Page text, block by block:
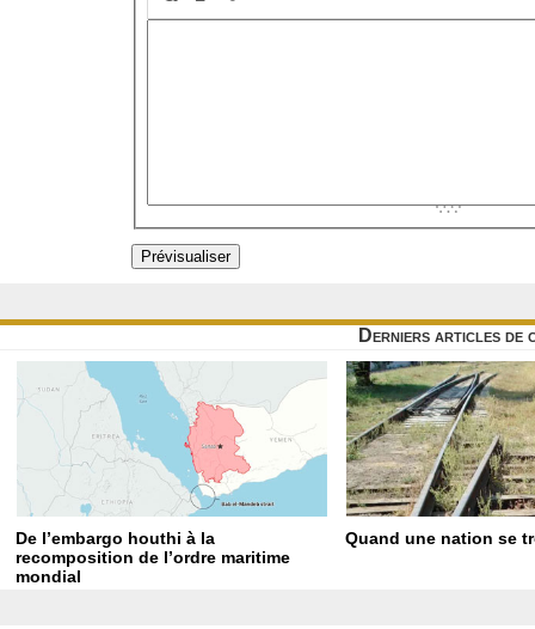
Derniers articles de
De l’embargo houthi à la
recomposition de l’ordre maritime
mondial
Quand une nation se